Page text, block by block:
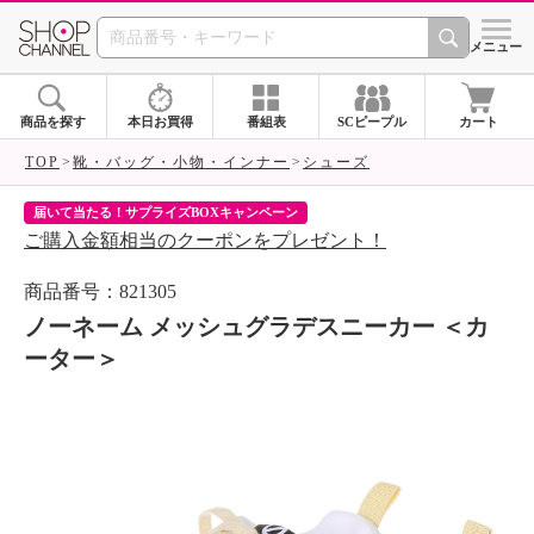
SHOP CHANNEL シメニュー
商品を探す 本日お買得 番組表 SCピープル カート
TOP 靴・バッグ・小物・インナー シューズ
届いて当たる！サプライズBOXキャンペーン
ご購入金額相当のクーポンをプレゼント！
商品番号：821305
ノーネーム メッシュグラデスニーカー ＜カ
ーター＞